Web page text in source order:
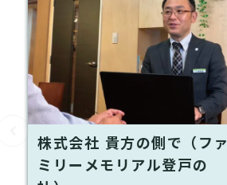
株式会社 貴方の側で（ファ
ミリーメモリアル登戸の